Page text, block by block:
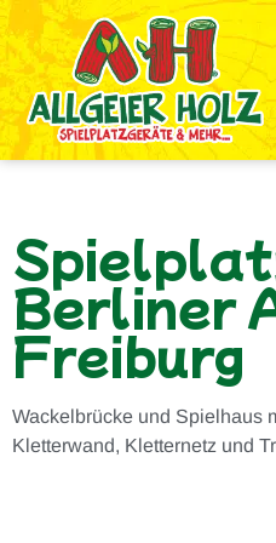
Berliner
Freiburg
Wackelbrücke und Spielhaus
Kletterwand, Kletternetz und